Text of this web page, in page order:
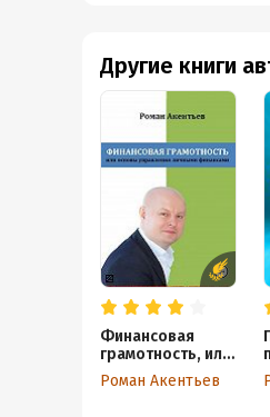
Другие книги
Финансовая
грамотность, или
Основы
управления
Роман Акентьев